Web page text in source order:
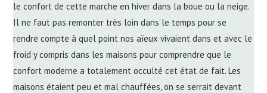
le confort de cette marche en hiver dans la boue ou la neige.
Il ne faut pas remonter très loin dans le temps pour se
rendre compte à quel point nos aïeux vivaient dans et avec le
froid y compris dans les maisons pour comprendre que le
confort moderne a totalement occulté cet état de fait. Les
maisons étaient peu et mal chauffées, on se serrait devant